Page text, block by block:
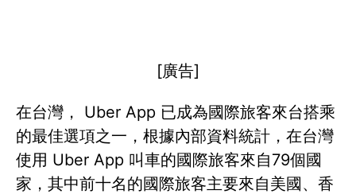
[廣告]
在台灣， Uber App 已成為國際旅客來台搭乘
的最佳選項之一，根據內部資料統計，在台灣
使用 Uber App 叫車的國際旅客來自79個國
家，其中前十名的國際旅客主要來自美國、香